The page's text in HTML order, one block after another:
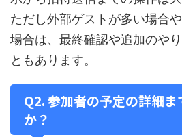
ただし外部ゲストが多い場合
場合は、最終確認や追加のや
ともあります。
Q2. 参加者の予定の詳細
か？